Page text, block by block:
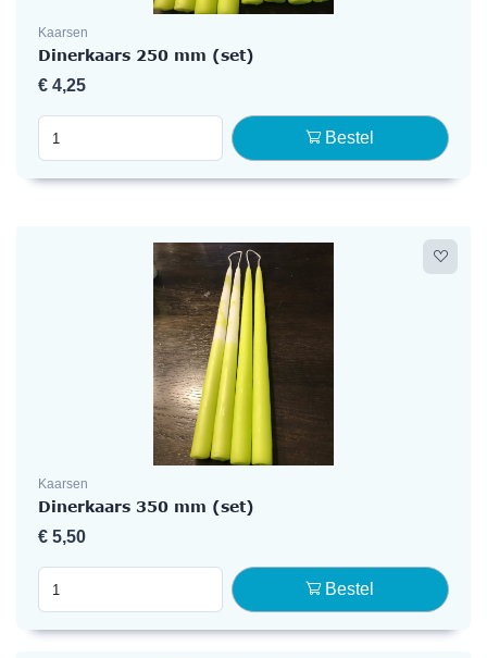
Kaarsen
Dinerkaars 250 mm (set)
€ 4,25
Bestel
Kaarsen
Dinerkaars 350 mm (set)
€ 5,50
Bestel